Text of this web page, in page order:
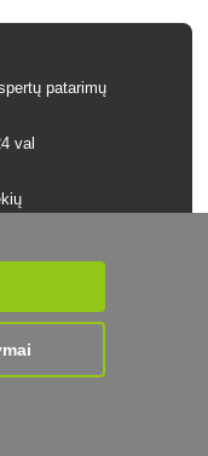
patarimų
val